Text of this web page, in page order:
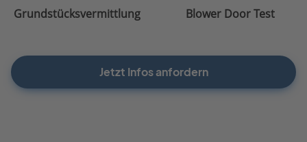
Grundstücksvermittlung Blower Door Test
Jetzt Infos anfordern